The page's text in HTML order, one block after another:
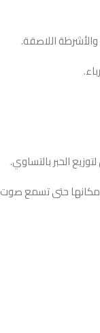
اللاصقة.
الحبر بالتساوي.
مكانها حتى تسمع صوت